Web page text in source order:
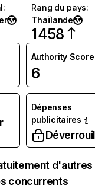
:
Rang du pays:
Thaïlande
1 458
Authority Score
6
Dépenses
publicitaires
d'autres
concurrents